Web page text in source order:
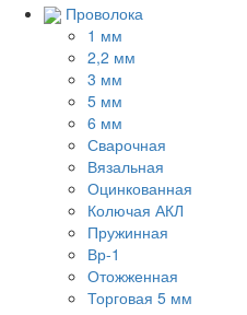
Проволока
1 мм
2,2 мм
3 мм
5 мм
6 мм
Сварочная
Вязальная
Оцинкованная
Колючая АКЛ
Пружинная
Вр-1
Отожженная
Торговая 5 мм